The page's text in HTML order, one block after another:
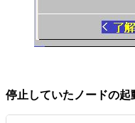
停止していたノードの起